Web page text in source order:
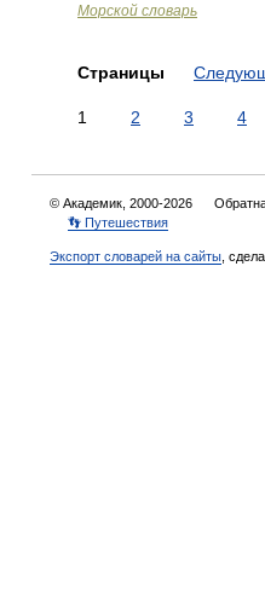
Морской словарь
Страницы
1 2 3 4
© Академик, 2000-2026
👣 Путешествия
Экспорт словарей на сайты ,